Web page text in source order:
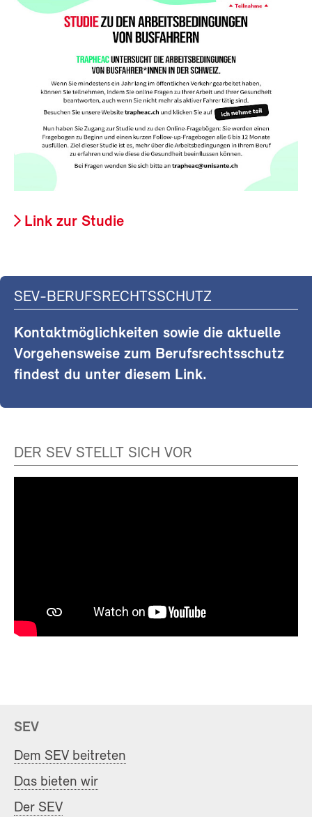
Link zur Studie
SEV-BERUFSRECHTSSCHUTZ
Kontaktmöglichkeiten sowie die aktuelle
Vorgehensweise zum Berufsrechtsschutz
findest du unter diesem Link.
DER SEV STELLT SICH VOR
SEV
Dem SEV beitreten
Das bieten wir
Der SEV